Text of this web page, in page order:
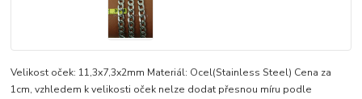
Velikost oček: 11,3x7,3x2mm Materiál: Ocel(Stainless Steel) Cena za
1cm, vzhledem k velikosti oček nelze dodat přesnou míru podle